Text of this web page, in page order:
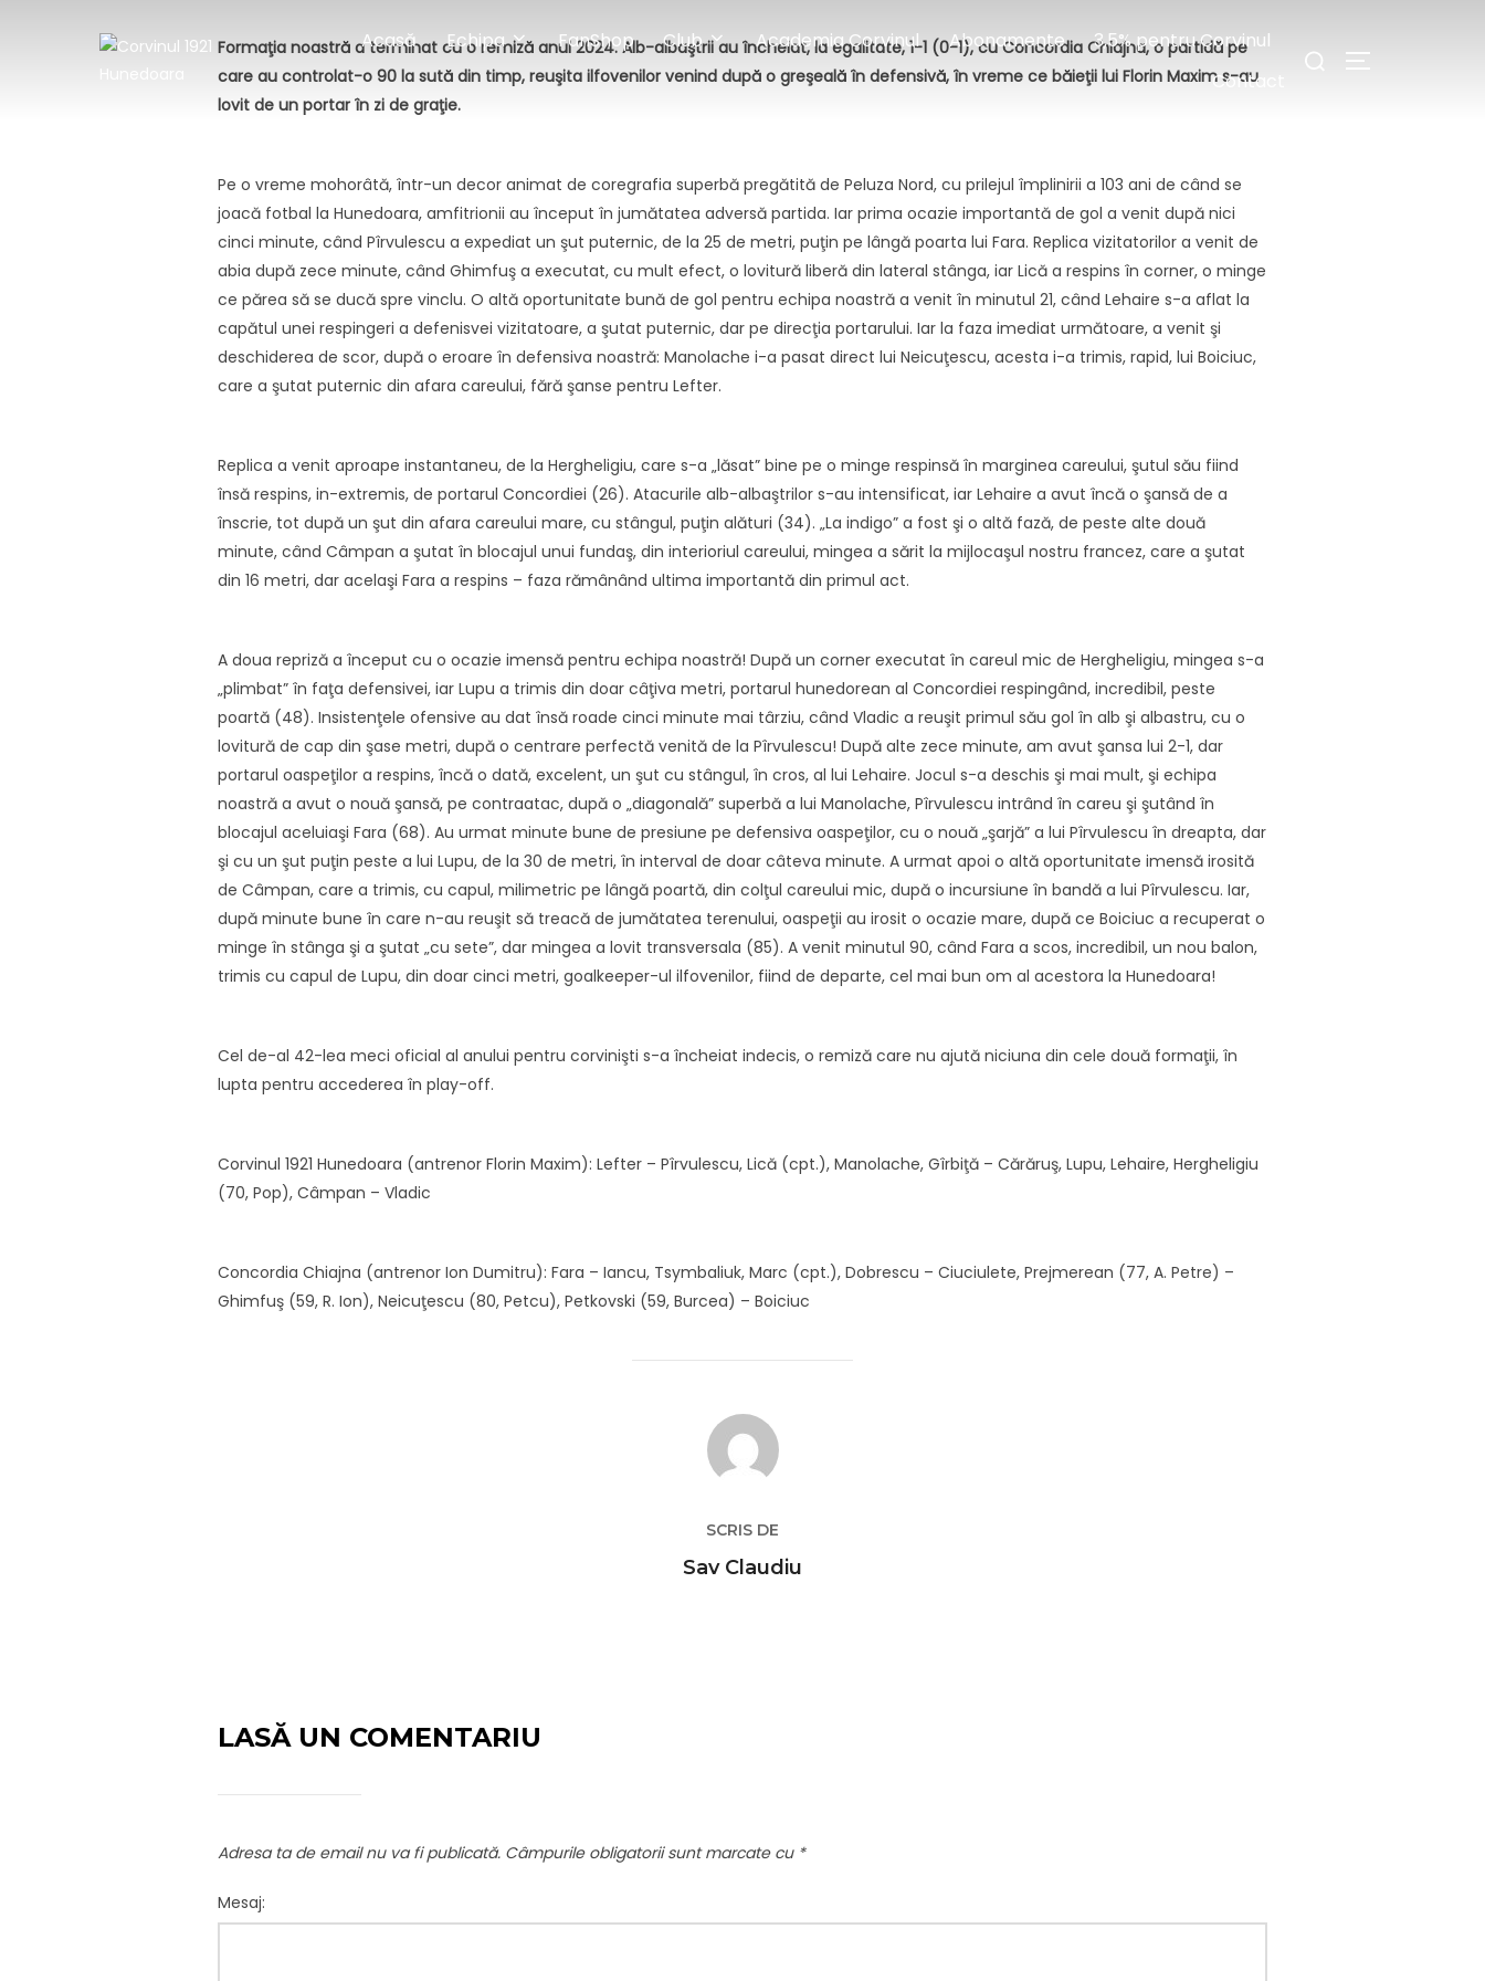
Acasă Echipa FanShop Club Academia Corvinul Abonamente
3,5% pentru Corvinul
Contact
după:
COMUTĂ LA
Formaţia noastră a terminat cu o remiză anul 2024. Alb-albaştrii au încheiat, la egalitate, 1-1 (0-1), cu Concordia Chiajna, o partidă pe
care au controlat-o 90 la sută din timp, reuşita ilfovenilor venind după o greşeală în defensivă, în vreme ce băieţii lui Florin Maxim s-au
lovit de un portar în zi de graţie.
Pe o vreme mohorâtă, într-un decor animat de coregrafia superbă pregătită de Peluza Nord, cu prilejul împlinirii a 103 ani de când se
joacă fotbal la Hunedoara, amfitrionii au început în jumătatea adversă partida. Iar prima ocazie importantă de gol a venit după nici
cinci minute, când Pîrvulescu a expediat un şut puternic, de la 25 de metri, puţin pe lângă poarta lui Fara. Replica vizitatorilor a venit de
abia după zece minute, când Ghimfuş a executat, cu mult efect, o lovitură liberă din lateral stânga, iar Lică a respins în corner, o minge
ce părea să se ducă spre vinclu. O altă oportunitate bună de gol pentru echipa noastră a venit în minutul 21, când Lehaire s-a aflat la
capătul unei respingeri a defenisvei vizitatoare, a şutat puternic, dar pe direcţia portarului. Iar la faza imediat următoare, a venit şi
deschiderea de scor, după o eroare în defensiva noastră: Manolache i-a pasat direct lui Neicuţescu, acesta i-a trimis, rapid, lui Boiciuc,
care a şutat puternic din afara careului, fără şanse pentru Lefter.
Replica a venit aproape instantaneu, de la Hergheligiu, care s-a „lăsat” bine pe o minge respinsă în marginea careului, şutul său fiind
însă respins, in-extremis, de portarul Concordiei (26). Atacurile alb-albaştrilor s-au intensificat, iar Lehaire a avut încă o şansă de a
înscrie, tot după un şut din afara careului mare, cu stângul, puţin alături (34). „La indigo” a fost şi o altă fază, de peste alte două
minute, când Câmpan a şutat în blocajul unui fundaş, din interioriul careului, mingea a sărit la mijlocaşul nostru francez, care a şutat
din 16 metri, dar acelaşi Fara a respins – faza rămânând ultima importantă din primul act.
A doua repriză a început cu o ocazie imensă pentru echipa noastră! După un corner executat în careul mic de Hergheligiu, mingea s-a
„plimbat” în faţa defensivei, iar Lupu a trimis din doar câţiva metri, portarul hunedorean al Concordiei respingând, incredibil, peste
poartă (48). Insistenţele ofensive au dat însă roade cinci minute mai târziu, când Vladic a reuşit primul său gol în alb şi albastru, cu o
lovitură de cap din şase metri, după o centrare perfectă venită de la Pîrvulescu! După alte zece minute, am avut şansa lui 2-1, dar
portarul oaspeţilor a respins, încă o dată, excelent, un şut cu stângul, în cros, al lui Lehaire. Jocul s-a deschis şi mai mult, şi echipa
noastră a avut o nouă şansă, pe contraatac, după o „diagonală” superbă a lui Manolache, Pîrvulescu intrând în careu şi şutând în
blocajul aceluiaşi Fara (68). Au urmat minute bune de presiune pe defensiva oaspeţilor, cu o nouă „şarjă” a lui Pîrvulescu în dreapta, dar
şi cu un şut puţin peste a lui Lupu, de la 30 de metri, în interval de doar câteva minute. A urmat apoi o altă oportunitate imensă irosită
de Câmpan, care a trimis, cu capul, milimetric pe lângă poartă, din colţul careului mic, după o incursiune în bandă a lui Pîrvulescu. Iar,
după minute bune în care n-au reuşit să treacă de jumătatea terenului, oaspeţii au irosit o ocazie mare, după ce Boiciuc a recuperat o
minge în stânga şi a şutat „cu sete”, dar mingea a lovit transversala (85). A venit minutul 90, când Fara a scos, incredibil, un nou balon,
trimis cu capul de Lupu, din doar cinci metri, goalkeeper-ul ilfovenilor, fiind de departe, cel mai bun om al acestora la Hunedoara!
Cel de-al 42-lea meci oficial al anului pentru corvinişti s-a încheiat indecis, o remiză care nu ajută niciuna din cele două formaţii, în
lupta pentru accederea în play-off.
Corvinul 1921 Hunedoara (antrenor Florin Maxim): Lefter – Pîrvulescu, Lică (cpt.), Manolache, Gîrbiţă – Cărăruş, Lupu, Lehaire, Hergheligiu
(70, Pop), Câmpan – Vladic
Concordia Chiajna (antrenor Ion Dumitru): Fara – Iancu, Tsymbaliuk, Marc (cpt.), Dobrescu – Ciuciulete, Prejmerean (77, A. Petre) –
Ghimfuş (59, R. Ion), Neicuţescu (80, Petcu), Petkovski (59, Burcea) – Boiciuc
AUTOR ARTICOL
SCRIS DE
Sav Claudiu
LASĂ UN COMENTARIU
Adresa ta de email nu va fi publicată. Câmpurile obligatorii sunt marcate cu *
Mesaj: